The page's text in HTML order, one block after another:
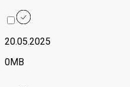
20.05.2025
0MB